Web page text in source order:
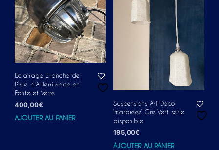
Eclairage Etanche de
Piste d’Atterrissage en
Fonte et Verre
400,00€
AJOUTER AU PANIER
Suspensions Art Déco
‘marbrées’ Gris Vert série
disponible
195,00€
AJOUTER AU PANIER